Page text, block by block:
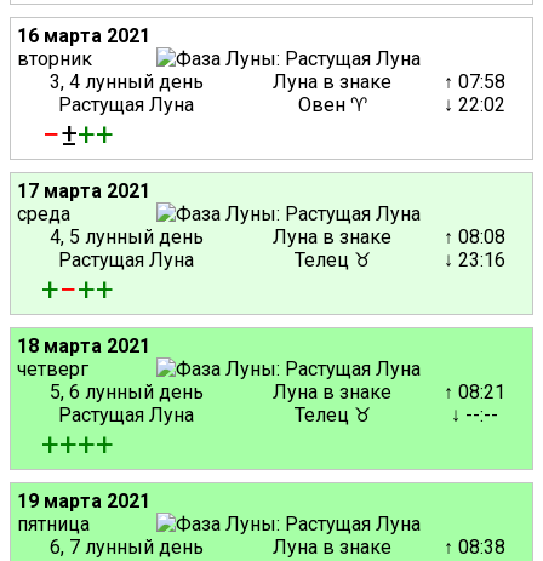
16 марта 2021
вторник
3, 4 лунный день
Растущая Луна
Луна в знаке
Овен ♈
↑ 07:58
↓ 22:02
−±++
17 марта 2021
среда
4, 5 лунный день
Растущая Луна
Луна в знаке
Телец ♉
↑ 08:08
↓ 23:16
+−++
18 марта 2021
четверг
5, 6 лунный день
Растущая Луна
Луна в знаке
Телец ♉
↑ 08:21
↓ --:--
++++
19 марта 2021
пятница
6, 7 лунный день
Луна в знаке
↑ 08:38